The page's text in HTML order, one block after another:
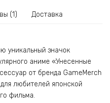
(1) Доставка
уникальный значок
аниме «Унесенные
от бренда GameMerch
любителей японской
фильма.